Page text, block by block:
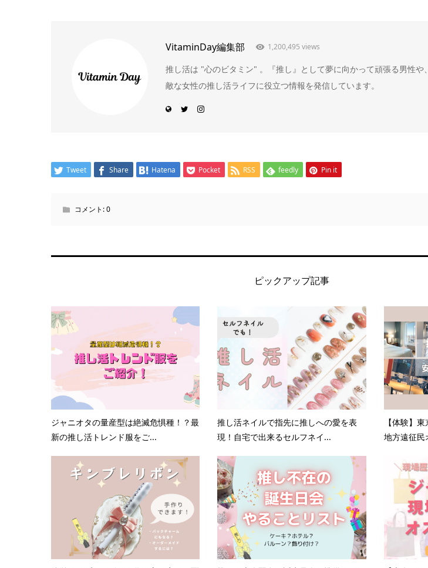
VitaminDay編集部 1,200,495 views
推し活は "心のビタミン" 。『推し』として夢に向かって頑張る男性や
敵な女性の推し活ライフに役立つ情報を発信しています。
Tweet Share Hatena Pocket RSS feedly Pin it
コメント:0
ピックアップ記事
ジャニオタの量産型は絶滅危惧種！？最
新の推し活トレンド服をご...
推し活ネイルで指先に推しへの愛を表
現！自宅で出来るセルフネイ...
【体験】
地方遠征民